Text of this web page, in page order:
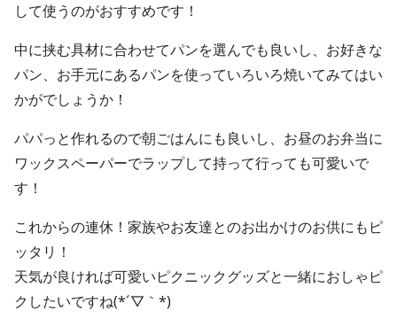
して使うのがおすすめです！
中に挟む具材に合わせてパンを選んでも良いし、お好きな
パン、お手元にあるパンを使っていろいろ焼いてみてはい
かがでしょうか！
パパっと作れるので朝ごはんにも良いし、お昼のお弁当に
ワックスペーパーでラップして持って行っても可愛いで
す！
これからの連休！家族やお友達とのお出かけのお供にもピ
ッタリ！
天気が良ければ可愛いピクニックグッズと一緒におしゃピ
クしたいですね(*´▽｀*)